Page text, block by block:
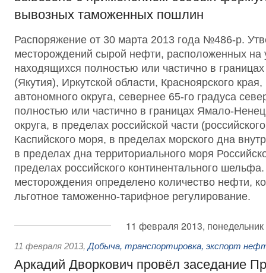
вывозных таможенных пошлин
Распоряжение от 30 марта 2013 года №486-р.
месторождений сырой нефти, расположенных на
находящихся полностью или частично в
(Якутия), Иркутской области, Красноярского
автономного округа, севернее 65-го градуса
полностью или частично в границах Ямало-
округа, в пределах российской части
Каспийского моря, в пределах морского дна
в пределах дна территориального моря
пределах российского континентального
месторождения определено количество нефти,
льготное таможенно-тарифное регулирование.
11 февраля 2013, понедельник
11 февраля 2013, Добыча, транспортировка, экспорт
Аркадий Дворкович провёл заседание